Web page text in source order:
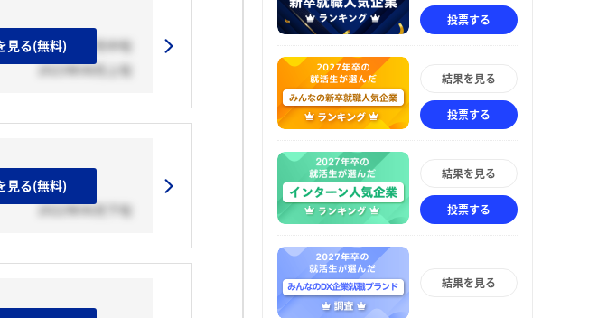
2023年07月中旬
2023年08月上旬
見る(無料)
2022年06月下旬
見る(無料)
投票する
結果を見る
投票する
結果を見る
投票する
結果を見る